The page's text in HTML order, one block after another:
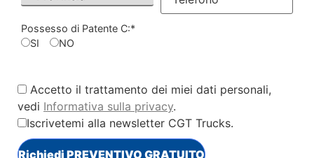
Possesso di Patente C:*
SI
NO
Accetto il trattamento dei miei dati personali,
vedi Informativa sulla privacy.
Iscrivetemi alla newsletter CGT Trucks.